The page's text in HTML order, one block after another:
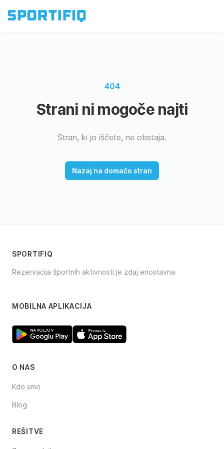
404
Strani ni mogoče najti
Stran, ki jo iščete, ne obstaja.
Nazaj na domačo stran
SPORTIFIQ
Rezervacija športnih aktivnosti je zdaj enostavna
MOBILNA APLIKACIJA
O NAS
Kdo smo
Blog
REŠITVE